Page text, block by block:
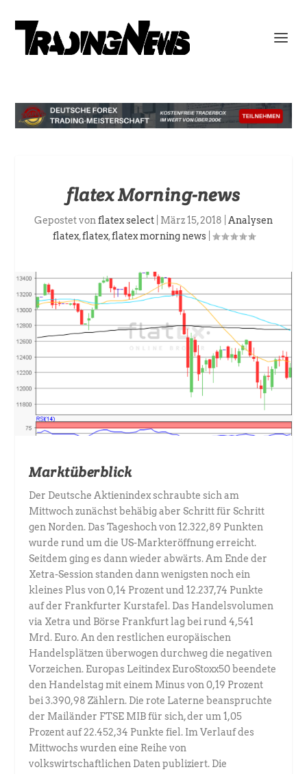
flatex Morning-news
Gepostet vonflatex select März 15, 2018
Analysen
flatex,flatex,flatex morning news|
Marktüberblick
Der Deutsche Aktienindex schraubte sich am
Mittwoch zunächst behäbig aber Schritt für Schritt
gen Norden. Das Tageshoch von 12.322,89 Punkten
wurde rund um die US-Markteröffnung erreicht.
Seitdem ging es dann wieder abwärts. Am Ende der
Xetra-Session standen dann wenigsten noch ein
kleines Plus von 0,14 Prozent und 12.237,74 Punkte
auf der Frankfurter Kurstafel. Das Handelsvolumen
via Xetra und Börse Frankfurt lag bei rund 4,541
Mrd. Euro. An den restlichen europäischen
Handelsplätzen überwogen durchweg die negativen
Vorzeichen. Europas Leitindex EuroStoxx50 beendete
den Handelstag mit einem Minus von 0,19 Prozent
bei 3.390,98 Zählern. Die rote Laterne beanspruchte
der Mailänder FTSE MIB für sich, der um 1,05
Prozent auf 22.452,34 Punkte fiel. Im Verlauf des
Mittwochs wurden eine Reihe von
volkswirtschaftlichen Daten publiziert. Die